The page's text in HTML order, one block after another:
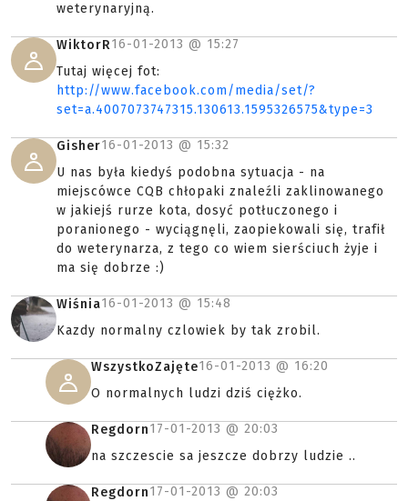
weterynaryjną.
WiktorR16-01-2013 @ 15:27
Tutaj więcej fot:
http://www.facebook.com/media/set/?
set=a.4007073747315.130613.1595326575&type=3
Gisher16-01-2013 @ 15:32
U nas była kiedyś podobna sytuacja - na
miejscówce CQB chłopaki znaleźli zaklinowanego
w jakiejś rurze kota, dosyć potłuczonego i
poranionego - wyciągnęli, zaopiekowali się, trafił
do weterynarza, z tego co wiem sierściuch żyje i
ma się dobrze :)
Wiśnia16-01-2013 @ 15:48
Kazdy normalny czlowiek by tak zrobil.
WszystkoZajęte16-01-2013 @ 16:20
O normalnych ludzi dziś ciężko.
Regdorn17-01-2013 @ 20:03
na szczescie sa jeszcze dobrzy ludzie ..
Regdorn17-01-2013 @ 20:03